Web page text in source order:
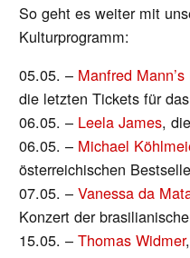
So geht es weiter mit
Kulturprogramm:
05.05. – Manfred
die letzten Tickets für
06.05. – Leela James,
06.05. – Michael
österreichischen
07.05. –Vanessa da
Konzert der
15.05. –Thomas Widmer